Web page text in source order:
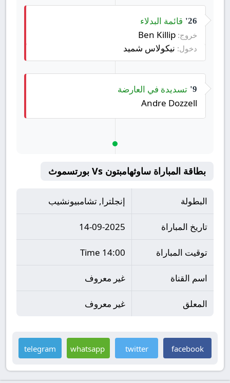
26' قائمة البدلاء
خروج:
دخول: نيكولاس شميد
9' تسديدة في العارضة
Andre Dozzell
بطاقة المباراة ساوثهامبتون Vs بورتسموث
البطولة إنجلترا, تشامبيونشيب
تاريخ المباراة 14-09-2025
توقيت المباراة 14:00 Time
اسم القناة غير معروف
المعلق غير معروف
facebook
twitter
whatsapp
telegram